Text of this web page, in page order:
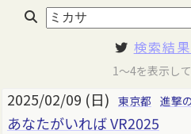
検索結
1～4を表示し
2025/02/09 (日) 東京都 進撃
あなたがいれば VR2025